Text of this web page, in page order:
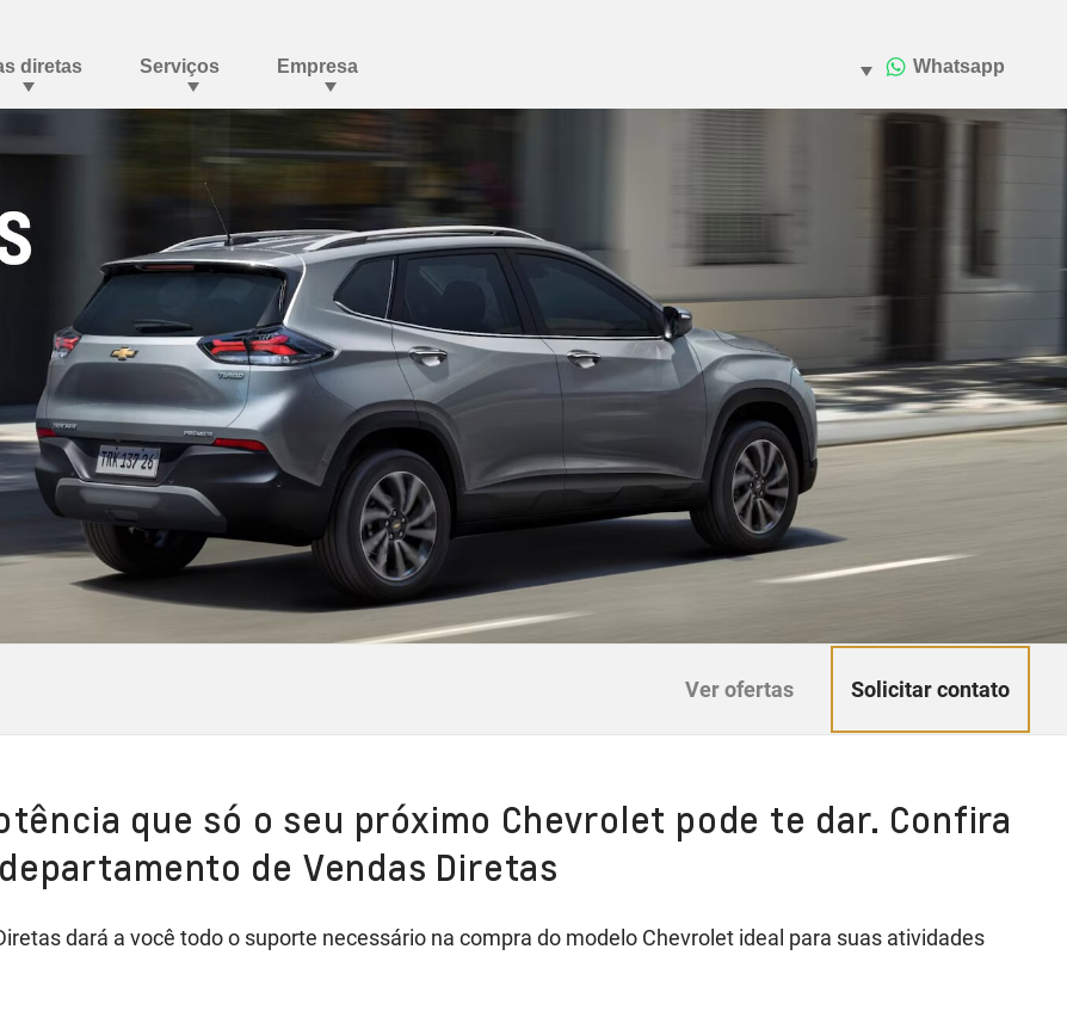
Ver ofertas Solicitar contato
que só o seu próximo Chevrolet pode te dar. Confira
de Vendas Diretas
dará a você todo o suporte necessário na compra do modelo Chevrolet ideal para suas atividades